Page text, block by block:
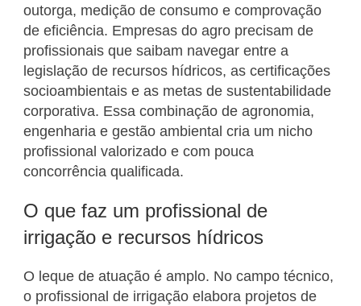
outorga, medição de consumo e comprovação
de eficiência. Empresas do agro precisam de
profissionais que saibam navegar entre a
legislação de recursos hídricos, as certificações
socioambientais e as metas de sustentabilidade
corporativa. Essa combinação de agronomia,
engenharia e gestão ambiental cria um nicho
profissional valorizado e com pouca
concorrência qualificada.
O que faz um profissional de
irrigação e recursos hídricos
O leque de atuação é amplo. No campo técnico,
o profissional de irrigação elabora projetos de